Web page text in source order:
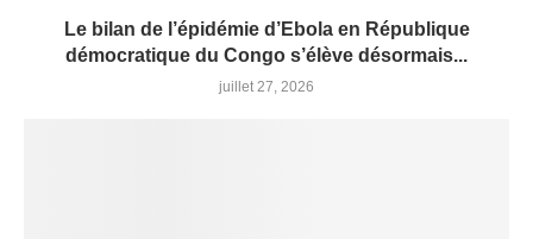
Le bilan de l’épidémie d’Ebola en République
démocratique du Congo s’élève désormais...
juillet 27, 2026